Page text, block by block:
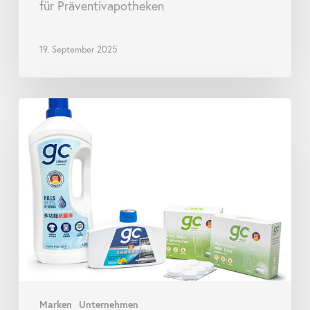
für Präventivapotheken
19. September 2025
Marken Unternehmen
goodscare
launcht
eine
neue
Reihe
Produkten